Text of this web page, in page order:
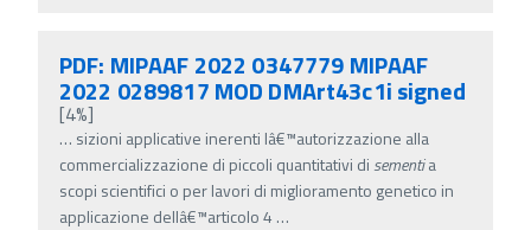
PDF: MIPAAF 2022 0347779 MIPAAF
2022 0289817 MOD DMArt43c1i signed
[4%]
… sizioni applicative inerenti lâ€™autorizzazione alla
commercializzazione di piccoli quantitativi di sementia
scopi scientifici o per lavori di miglioramento genetico in
applicazione dellâ€™articolo 4 …